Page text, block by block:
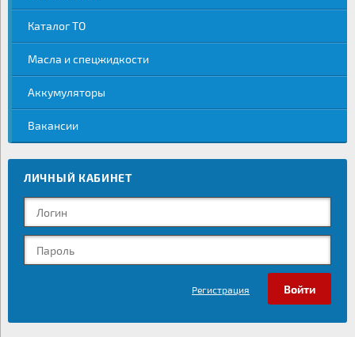
Каталог ТО
Масла и спецжидкости
Аккумуляторы
Вакансии
ЛИЧНЫЙ КАБИНЕТ
Регистрация